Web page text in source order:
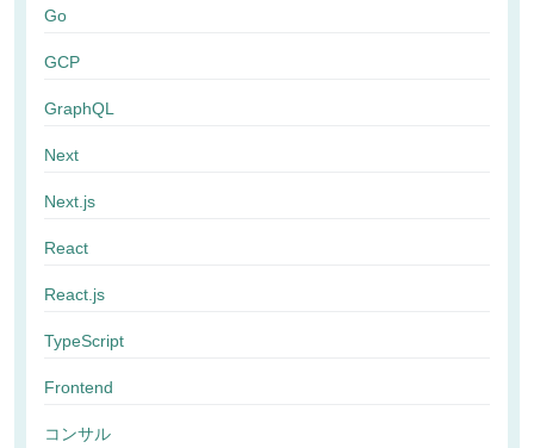
Go
GCP
GraphQL
Next
Next.js
React
React.js
TypeScript
Frontend
コンサル